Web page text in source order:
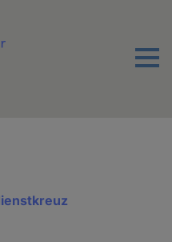
Menu